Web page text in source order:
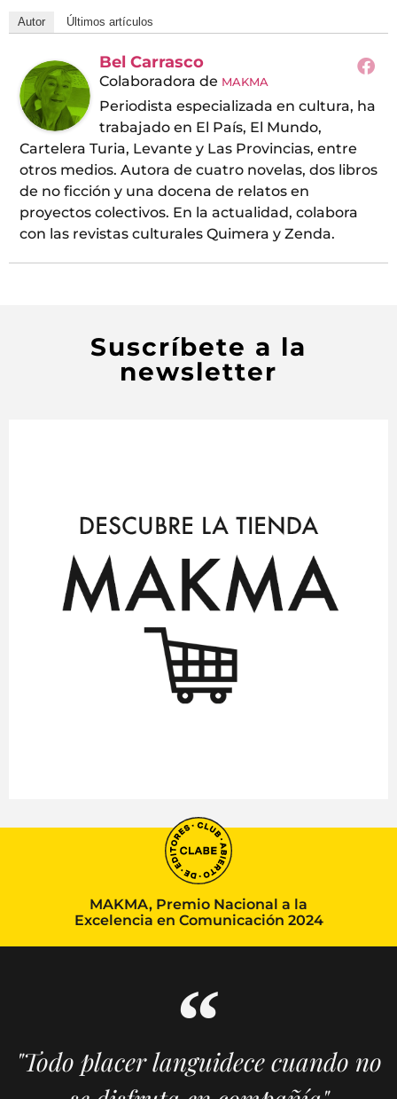
Autor Últimos artículos
Bel Carrasco
Colaboradora de MAKMA
Periodista especializada en cultura, ha
trabajado en El País, El Mundo,
Cartelera Turia, Levante y Las Provincias, entre
otros medios. Autora de cuatro novelas, dos libros
de no ficción y una docena de relatos en
proyectos colectivos. En la actualidad, colabora
con las revistas culturales Quimera y Zenda.
Suscríbete a la
newsletter
MAKMA, Premio Nacional a la
Excelencia en Comunicación 2024
"Todo placer languidece cuando no